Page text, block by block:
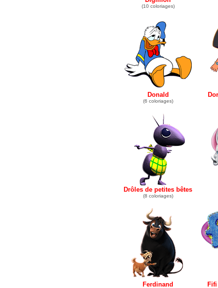
(10 coloriages)
Donald
(6 coloriages)
Drôles de petites bêtes
(8 coloriages)
Ferdinand